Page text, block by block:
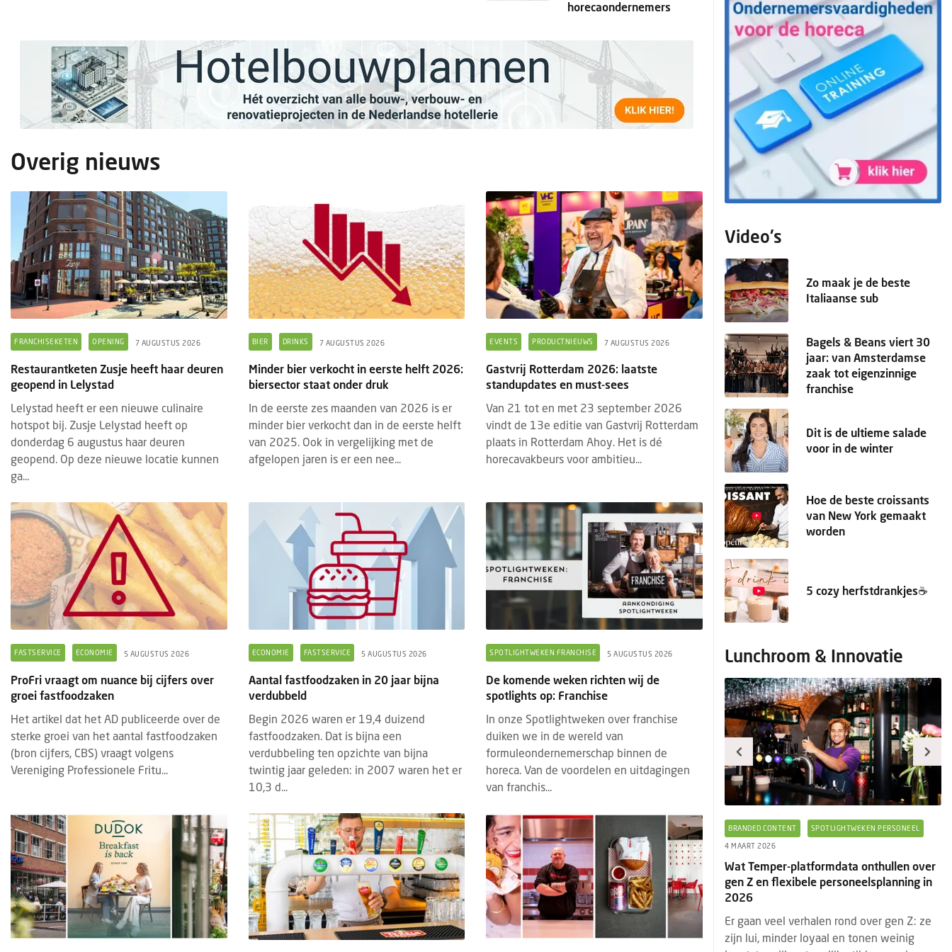
horecaondernemers
Overig nieuws
FRANCHISEKETEN OPENING 7 AUGUSTUS 2026
Restaurantketen Zusje heeft haar deuren
geopend in Lelystad
Lelystad heeft er een nieuwe culinaire
hotspot bij. Zusje Lelystad heeft op
donderdag 6 augustus haar deuren
geopend. Op deze nieuwe locatie kunnen
ga...
BIER DRINKS 7 AUGUSTUS 2026
Minder bier verkocht in eerste helft 2026:
biersector staat onder druk
In de eerste zes maanden van 2026 is er
minder bier verkocht dan in de eerste helft
van 2025. Ook in vergelijking met de
afgelopen jaren is er een nee...
EVENTS PRODUCTNIEUWS 7 AUGUSTUS 2026
Gastvrij Rotterdam 2026: laatste
standupdates en must-sees
Van 21 tot en met 23 september 2026
vindt de 13e editie van Gastvrij Rotterdam
plaats in Rotterdam Ahoy. Het is dé
horecavakbeurs voor ambitieu...
FASTSERVICE ECONOMIE 5 AUGUSTUS 2026
ProFri vraagt om nuance bij cijfers over
groei fastfoodzaken
Het artikel dat het AD publiceerde over de
sterke groei van het aantal fastfoodzaken
(bron cijfers, CBS) vraagt volgens
Vereniging Professionele Fritu...
ECONOMIE FASTSERVICE 5 AUGUSTUS 2026
Aantal fastfoodzaken in 20 jaar bijna
verdubbeld
Begin 2026 waren er 19,4 duizend
fastfoodzaken. Dat is bijna een
verdubbeling ten opzichte van bijna
twintig jaar geleden: in 2007 waren het er
10,3 d...
SPOTLIGHTWEKEN FRANCHISE 5 AUGUSTUS 2026
De komende weken richten wij de
spotlights op: Franchise
In onze Spotlightweken over franchise
duiken we in de wereld van
formuleondernemerschap binnen de
horeca. Van de voordelen en uitdagingen
van franchis...
Video's
Zo maak je de beste
Italiaanse sub
Bagels & Beans viert 30
jaar: van Amsterdamse
zaak tot eigenzinnige
franchise
Dit is de ultieme salade
voor in de winter
Hoe de beste croissants
van New York gemaakt
worden
5 cozy herfstdrankjes☕️
Lunchroom & Innovatie
BRANDED CONTENT EVENTS 28 JULI 2025
Thematische paviljoens op Gastvrij
Rotterdam belichten horecatrends
Tijdens Gastvrij Rotterdam, van 22 tot en
met 24 september 2025, vormen de
themapaviljoens opnieuw een
BRANDED CONTENT EVENTS 22 JULI 2026
Inschrijving Horecava Awards 2027
geopend
De inschrijving voor de Horecava Awards
2027 is geopend. Vanaf vandaag kunnen
bedrijven, startups en ondernemers uit de
BRANDED CONTENT SPOTLIGHTWEKEN PERSONEEL
4 MAART 2026
Wat Temper-platformdata onthullen over
gen Z en flexibele personeelsplanning in
2026
Er gaan veel verhalen rond over gen Z: ze
zijn lui, minder loyaal en tonen weinig
BRANDED CONTENT EVENTS PRODUCTNIEUWS
29 JANUARI 2026
Horeca & Innovatie: het laatste
standnieuws en must-sees van
HorecaEvenTT
HorecaEvenTT is een jaarlijks terugkerende
vakbeurs en heeft een vaste positie op de